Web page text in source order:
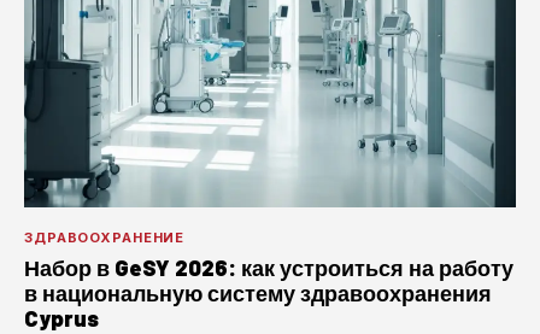
ЗДРАВООХРАНЕНИЕ
Набор в GeSY 2026: как устроиться на работу
в национальную систему здравоохранения
Cyprus